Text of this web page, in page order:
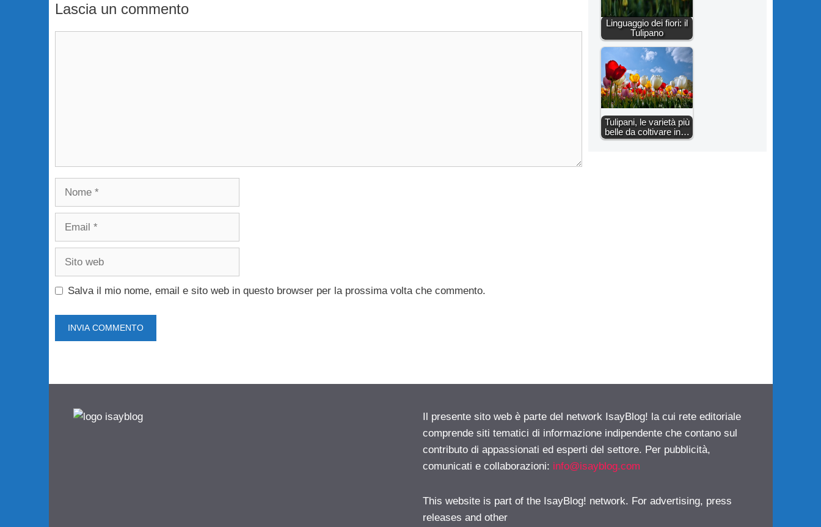
Lascia un commento
Nome
Email
Sito
Salva il mio nome, email e sito web in questo browser per la prossima volta che commento.
Linguaggio dei fiori: il
Tulipano
Tulipani, le varietà più
belle da coltivare in…
Il presente sito web è parte del network IsayBlog! la cui rete editoriale
comprende siti tematici di informazione indipendente che contano sul
contributo di appassionati ed esperti del settore. Per pubblicità,
comunicati e collaborazioni: info@isayblog.com
This website is part of the IsayBlog! network. For advertising, press
releases and other